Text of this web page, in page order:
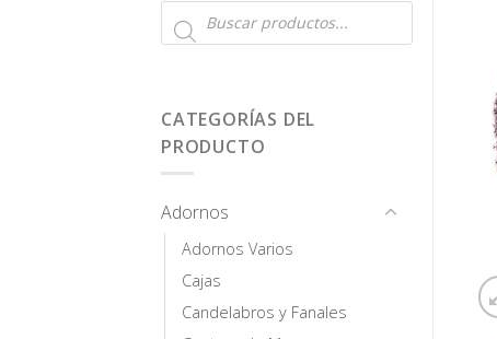
Búsqueda
de
CATEGORÍAS DEL
PRODUCTO
Adornos
Adornos Varios
Cajas
Candelabros y Fanales